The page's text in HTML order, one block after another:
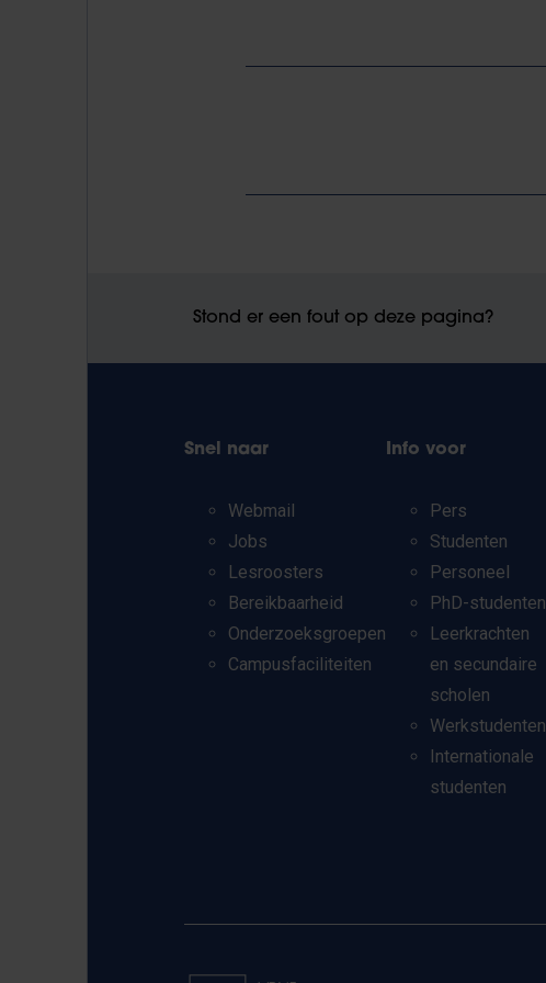
Stond er een fout op deze pagina?
Snel naar
Webmail
Jobs
Lesroosters
Bereikbaarheid
Onderzoeksgroepen
Campusfaciliteiten
Info voor
Pers
Studenten
Personeel
PhD-studenten
Leerkrachten
en secundaire
scholen
Werkstudenten
Internationale
studenten